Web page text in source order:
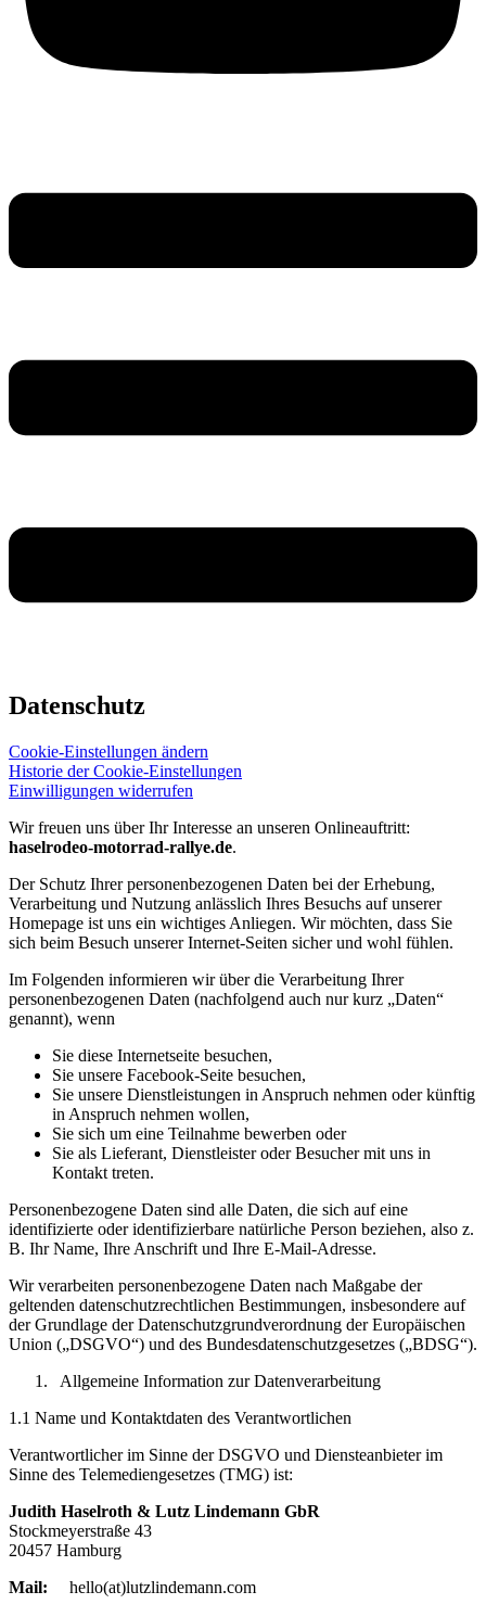
Datenschutz
Cookie-Einstellungen ändern
Historie der Cookie-Einstellungen
Einwilligungen widerrufen
Wir freuen uns über Ihr Interesse an unseren Onlineauftritt:
haselrodeo-motorrad-rallye.de.
Der Schutz Ihrer personenbezogenen Daten bei der Erhebung,
Verarbeitung und Nutzung anlässlich Ihres Besuchs auf unserer
Homepage ist uns ein wichtiges Anliegen. Wir möchten, dass Sie
sich beim Besuch unserer Internet-Seiten sicher und wohl fühlen.
Im Folgenden informieren wir über die Verarbeitung Ihrer
personenbezogenen Daten (nachfolgend auch nur kurz „Daten“
genannt), wenn
Sie diese Internetseite besuchen,
Sie unsere Facebook-Seite besuchen,
Sie unsere Dienstleistungen in Anspruch nehmen oder künftig
in Anspruch nehmen wollen,
Sie sich um eine Teilnahme bewerben oder
Sie als Lieferant, Dienstleister oder Besucher mit uns in
Kontakt treten.
Personenbezogene Daten sind alle Daten, die sich auf eine
identifizierte oder identifizierbare natürliche Person beziehen, also z.
B. Ihr Name, Ihre Anschrift und Ihre E-Mail-Adresse.
Wir verarbeiten personenbezogene Daten nach Maßgabe der
geltenden datenschutzrechtlichen Bestimmungen, insbesondere auf
der Grundlage der Datenschutzgrundverordnung der Europäischen
Union („DSGVO“) und des Bundesdatenschutzgesetzes („BDSG“).
Allgemeine Information zur Datenverarbeitung
1.1 Name und Kontaktdaten des Verantwortlichen
Verantwortlicher im Sinne der DSGVO und Diensteanbieter im
Sinne des Telemediengesetzes (TMG) ist:
Judith Haselroth & Lutz Lindemann GbR
Stockmeyerstraße 43
20457 Hamburg
Mail: hello(at)lutzlindemann.com